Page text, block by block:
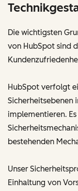
Die wichtigsten
von HubSpot sind
HubSpot verfolgt
Sicherheitsebenen
implementieren.
bestehenden
Unser
Einhaltung von